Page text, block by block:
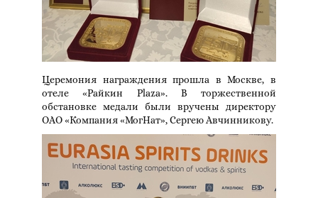
Церемония награждения прошла в Москве, в
отеле «Райкин Plaza». В торжественной
обстановке медали были вручены директору
ОАО «Компания «МогНат», Сергею Авчинникову.